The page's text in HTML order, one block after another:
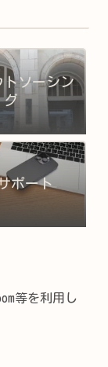
トソーシン
グ
ポート
等を利用し